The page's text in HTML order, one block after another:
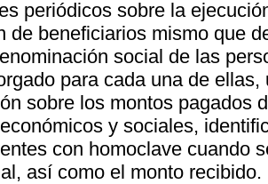
periódicos sobre la
de beneficiarios mismo que
social de las
para cada una de
sobre los montos pagados
y sociales,
con homoclave cuando
así como el monto recibido.